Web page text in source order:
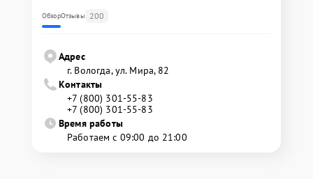
ОбзорОтзывы 200
Адрес
г. Вологда, ул. Мира, 82
Контакты
+7 (800) 301-55-83
+7 (800) 301-55-83
Время работы
Работаем с 09:00 до 21:00